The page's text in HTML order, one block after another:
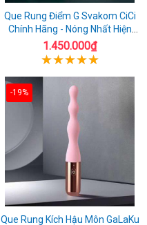
Que Rung Điểm G Svakom CiCi
Chính Hãng - Nóng Nhất Hiện
Nay
1.450.000₫
-19%
Que Rung Kích Hậu Môn GaLaKu